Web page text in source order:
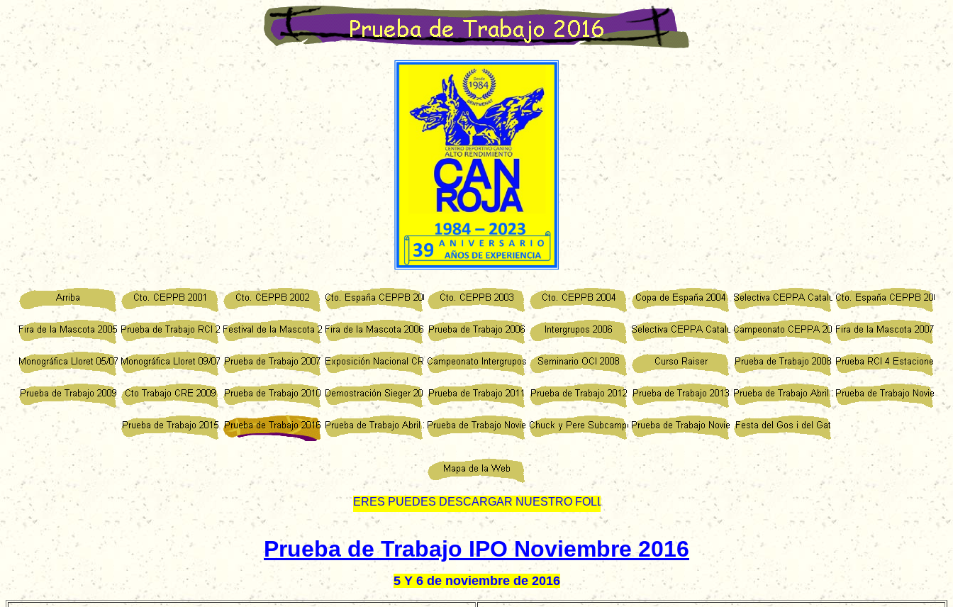
SI QUIERES PUEDES DESCARGAR NUESTRO FOLLETO PUBLICITARIO LISTO PARA IMPRIMIR PULSA AQUÍ
Prueba de Trabajo IPO Noviembre 2016
5 Y 6 de noviembre de 2016